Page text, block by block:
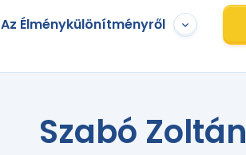
Az Élménykülönítményről
Szabó Zoltán